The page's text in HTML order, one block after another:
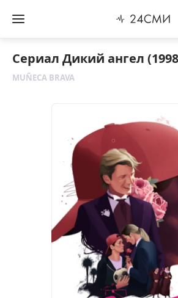
Сериал Дикий ангел (1998
MUÑECA BRAVA